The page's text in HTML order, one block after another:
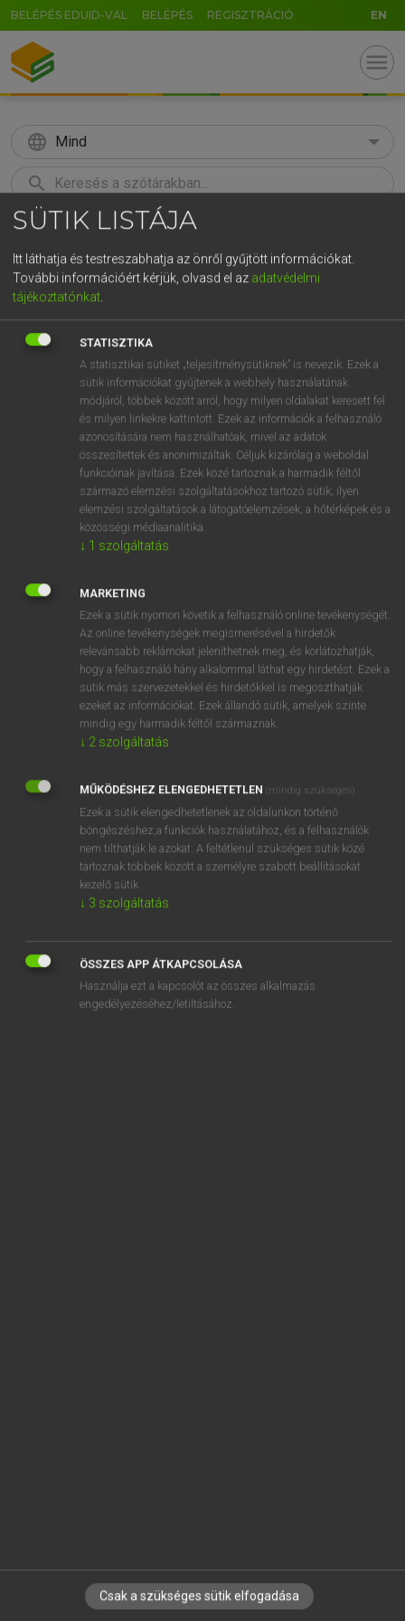
BELÉPÉS EDUID-VAL BELÉPÉS REGISZTRÁCIÓ EN
menu
language Mind
search
KERESÉS
Európai uniós terminológiai szótár
VAN ELŐFIZETÉSED?
Van előfizetésem a teljes szócikk megtekintéséhez.
BELÉPÉS
NINCS ELŐFIZETÉSED?
Nincs regisztrációm és előfizetésem. A szótár 2 órás,
díjmentes próbaverziójának elindításához regisztrálok és
belépek.
REGISZTRÁCIÓ
EURÓPAI UNIÓS TERMINOLÓGIAI SZÓTÁR
Kapcsolódó anyagok
notation organoleptique
Notbeleuchtung
IRATKOZZ FEL HÍRLEVELÜNKRE!
SÜTIK LISTÁJA
Itt láthatja és testreszabhatja az önről gyűjtött információkat.
További információért kérjük, olvasd el az adatvédelmi
tájékoztatónkat.
STATISZTIKA
A statisztikai sütiket „teljesítménysütiknek” is nevezik. Ezek a
sütik információkat gyűjtenek a webhely használatának
módjáról, többek között arról, hogy milyen oldalakat keresett fel
és milyen linkekre kattintott. Ezek az információk a felhasználó
azonosítására nem használhatóak, mivel az adatok
összesítettek és anonimizáltak. Céljuk kizárólag a weboldal
funkcióinak javítása. Ezek közé tartoznak a harmadik féltől
származó elemzési szolgáltatásokhoz tartozó sütik; ilyen
elemzési szolgáltatások a látogatóelemzések, a hőtérképek és a
közösségi médiaanalitika.
↓ 1 szolgáltatás
MARKETING
Ezek a sütik nyomon követik a felhasználó online tevékenységét.
Az online tevékenységek megismerésével a hirdetők
relevánsabb reklámokat jeleníthetnek meg, és korlátozhatják,
hogy a felhasználó hány alkalommal láthat egy hirdetést. Ezek a
sütik más szervezetekkel és hirdetőkkel is megoszthatják
ezeket az információkat. Ezek állandó sütik, amelyek szinte
mindig egy harmadik féltől származnak.
↓ 2 szolgáltatás
MŰKÖDÉSHEZ ELENGEDHETETLEN (mindig szükséges)
Ezek a sütik elengedhetetlenek az oldalunkon történő
böngészéshez,a funkciók használatához, és a felhasználók
nem tilthatják le azokat. A feltétlenül szükséges sütik közé
tartoznak többek között a személyre szabott beállításokat
kezelő sütik.
↓ 3 szolgáltatás
ÖSSZES APP ÁTKAPCSOLÁSA
Használja ezt a kapcsolót az összes alkalmazás
engedélyezéséhez/letiltásához.
Csak a szükséges sütik elfogadása
GR
t z u i o p
g h j k l é á ű Ω
n m , . AltGr